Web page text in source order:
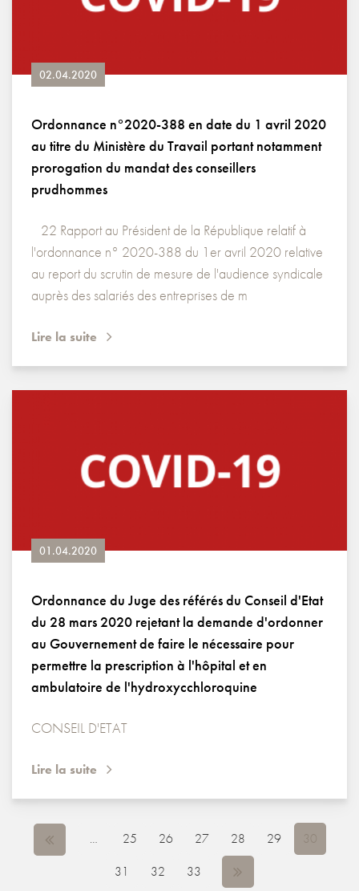
02.04.2020
Ordonnance n°2020-388 en date du 1 avril 2020
au titre du Ministère du Travail portant notamment
prorogation du mandat des conseillers
prudhommes
22 Rapport au Président de la République relatif à
l'ordonnance n° 2020-388 du 1er avril 2020 relative
au report du scrutin de mesure de l'audience syndicale
auprès des salariés des entreprises de m
Lire la suite
01.04.2020
Ordonnance du Juge des référés du Conseil d'Etat
du 28 mars 2020 rejetant la demande d'ordonner
au Gouvernement de faire le nécessaire pour
permettre la prescription à l'hôpital et en
ambulatoire de l'hydroxycchloroquine
CONSEIL D'ETAT
Lire la suite
PAGES … 25 26 27 28 29
30
31
32 33